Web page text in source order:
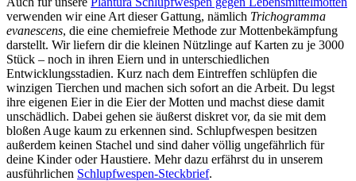
verwenden wir eine Art dieser Gattung, nämlich Trichogramma
evanescens, die eine chemiefreie Methode zur Mottenbekämpfung
darstellt. Wir liefern dir die kleinen Nützlinge auf Karten zu je 3000
Stück – noch in ihren Eiern und in unterschiedlichen
Entwicklungsstadien. Kurz nach dem Eintreffen schlüpfen die
winzigen Tierchen und machen sich sofort an die Arbeit. Du legst
ihre eigenen Eier in die Eier der Motten und machst diese damit
unschädlich. Dabei gehen sie äußerst diskret vor, da sie mit dem
bloßen Auge kaum zu erkennen sind. Schlupfwespen besitzen
außerdem keinen Stachel und sind daher völlig ungefährlich für
deine Kinder oder Haustiere. Mehr dazu erfährst du in unserem
ausführlichen Schlupfwespen-Steckbrief.